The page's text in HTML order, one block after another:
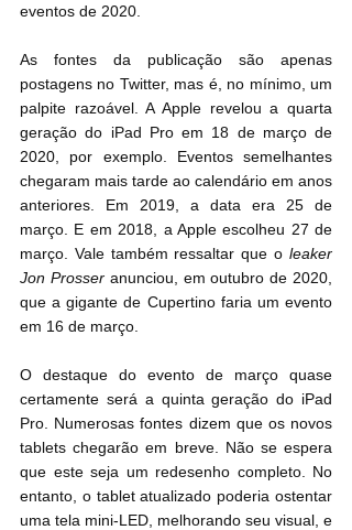
eventos de 2020.
As fontes da publicação são apenas
postagens no Twitter, mas é, no mínimo, um
palpite razoável. A Apple revelou a quarta
geração do iPad Pro em 18 de março de
2020, por exemplo. Eventos semelhantes
chegaram mais tarde ao calendário em anos
anteriores. Em 2019, a data era 25 de
março. E em 2018, a Apple escolheu 27 de
março. Vale também ressaltar que o leaker
Jon Prosser anunciou, em outubro de 2020,
que a gigante de Cupertino faria um evento
em 16 de março.
O destaque do evento de março quase
certamente será a quinta geração do iPad
Pro. Numerosas fontes dizem que os novos
tablets chegarão em breve. Não se espera
que este seja um redesenho completo. No
entanto, o tablet atualizado poderia ostentar
uma tela mini-LED, melhorando seu visual, e